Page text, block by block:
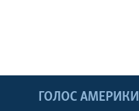
ГОЛОС АМЕРИКИ